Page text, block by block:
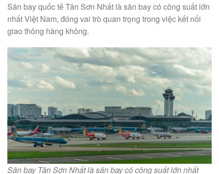
Sân bay quốc tế Tân Sơn Nhất là sân bay có công suất lớn
nhất Việt Nam, đóng vai trò quan trọng trong việc kết nối
giao thông hàng không.
Sân bay Tân Sơn Nhất là sân bay có công suất lớn nhất